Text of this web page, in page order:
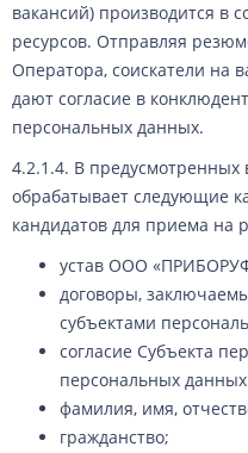
вакансий) производится в
ресурсов. Отправляя
Оператора, соискатели на
дают согласие в
персональных данных.
4.2.1.4. В
обрабатывает следующие
кандидатов для приема на
устав ООО
договоры,
субъектами
согласие Субъекта
персональных
фамилия, имя,
гражданство;